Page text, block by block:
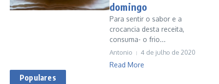
domingo
Para sentir o sabor e a
crocancia desta receita,
consuma- o frio...
Antonio 4 de julho de 2020
Read More
Populares